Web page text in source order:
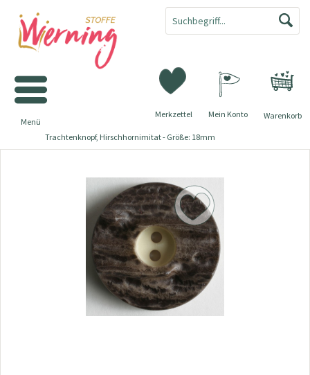
Warenkorb
Merkzettel Mein Konto
Menü
Trachtenknopf, Hirschhornimitat - Größe: 18mm